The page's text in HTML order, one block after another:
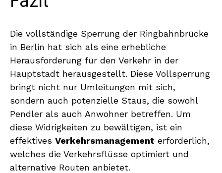
Die vollständige Sperrung der Ringbahnbrücke
in Berlin hat sich als eine erhebliche
Herausforderung für den Verkehr in der
Hauptstadt herausgestellt. Diese Vollsperrung
bringt nicht nur Umleitungen mit sich,
sondern auch potenzielle Staus, die sowohl
Pendler als auch Anwohner betreffen. Um
diese Widrigkeiten zu bewältigen, ist ein
effektives Verkehrsmanagement erforderlich,
welches die Verkehrsflüsse optimiert und
alternative Routen anbietet.